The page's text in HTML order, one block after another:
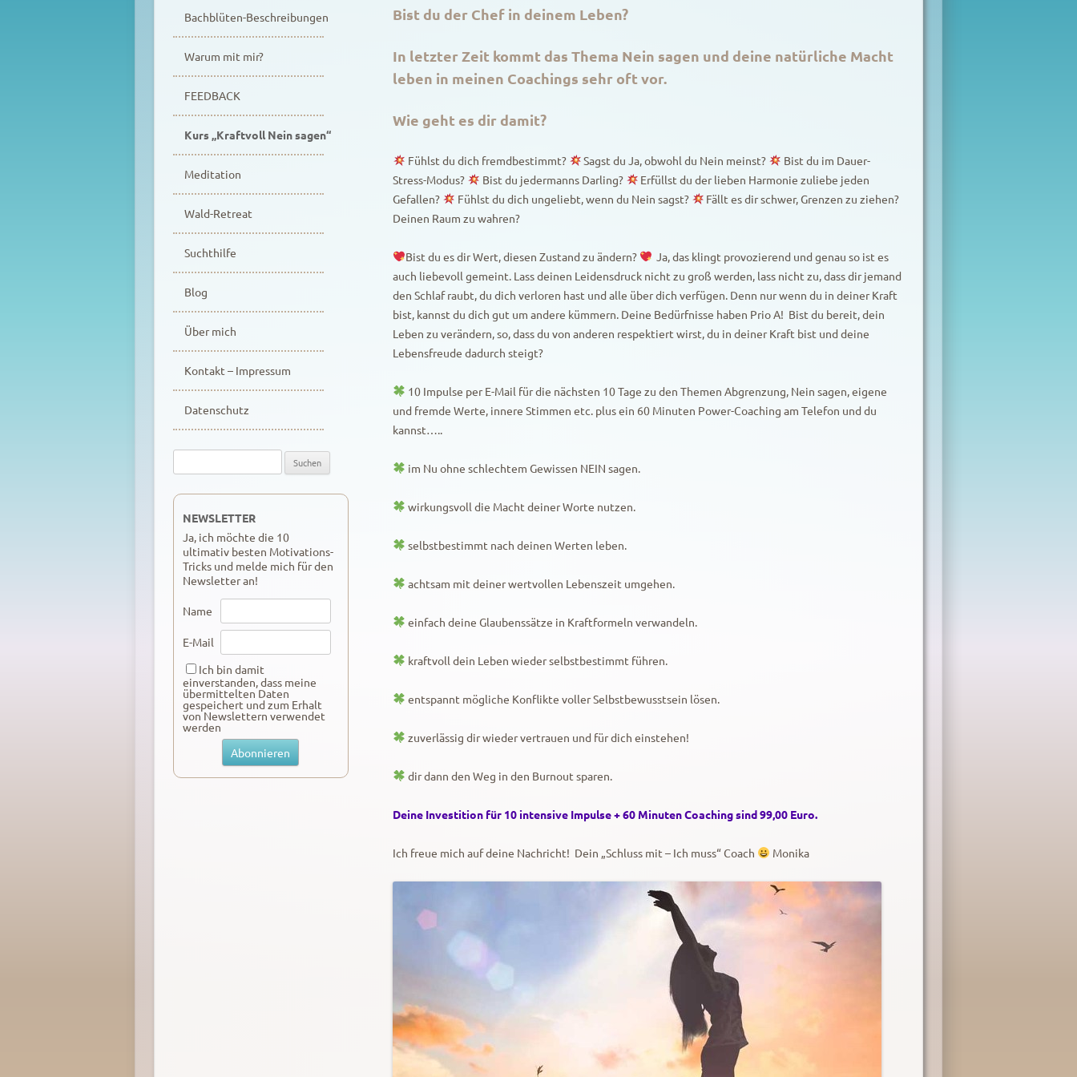
Bist du der Chef in deinem Leben?
In letzter Zeit kommt das Thema Nein sagen und deine natürliche Macht
leben in meinen Coachings sehr oft vor.
Wie geht es dir damit?
Fühlst du dich fremdbestimmt? Sagst du Ja, obwohl du Nein meinst?
Bist du im Dauer-
Stress-Modus?
Bist du jedermanns Darling?
Erfüllst du der lieben Harmonie zuliebe jeden
Gefallen?
Fühlst du dich ungeliebt, wenn du Nein sagst?
Fällt es dir schwer, Grenzen zu ziehen?
Deinen Raum zu wahren?
Bist du es dir Wert, diesen Zustand zu ändern?
Ja, das klingt provozierend und genau so ist es
auch liebevoll gemeint. Lass deinen Leidensdruck nicht zu groß werden, lass nicht zu, dass dir jemand
den Schlaf raubt, du dich verloren hast und alle über dich verfügen. Denn nur wenn du in deiner Kraft
bist, kannst du dich gut um andere kümmern. Deine Bedürfnisse haben Prio A! Bist du bereit, dein
Leben zu verändern, so, dass du von anderen respektiert wirst, du in deiner Kraft bist und deine
Lebensfreude dadurch steigt?
10 Impulse per E-Mail für die nächsten 10 Tage zu den Themen Abgrenzung, Nein sagen, eigene
und fremde Werte, innere Stimmen etc. plus ein 60 Minuten Power-Coaching am Telefon und du
kannst…..
im Nu ohne schlechtem Gewissen NEIN sagen.
wirkungsvoll die Macht deiner Worte nutzen.
selbstbestimmt nach deinen Werten leben.
achtsam mit deiner wertvollen Lebenszeit umgehen.
einfach deine Glaubenssätze in Kraftformeln verwandeln.
kraftvoll dein Leben wieder selbstbestimmt führen.
entspannt mögliche Konflikte voller Selbstbewusstsein lösen.
zuverlässig dir wieder vertrauen und für dich einstehen!
dir dann den Weg in den Burnout sparen.
Deine Investition für 10 intensive Impulse + 60 Minuten Coaching sind 99,00 Euro.
Ich freue mich auf deine Nachricht! Dein „Schluss mit – Ich muss“ Coach Monika
Bachblüten-Beschreibungen
Warum mit mir?
FEEDBACK
Kurs „Kraftvoll Nein sagen“
Meditation
Wald-Retreat
Suchthilfe
Blog
Über mich
Kontakt – Impressum
Datenschutz
nach:
NEWSLETTER
Ja, ich möchte die 10
ultimativ besten Motivations-
Tricks und melde mich für den
Newsletter an!
Name
E-Mail
Ich bin damit
einverstanden, dass meine
übermittelten Daten
gespeichert und zum Erhalt
von Newslettern verwendet
werden